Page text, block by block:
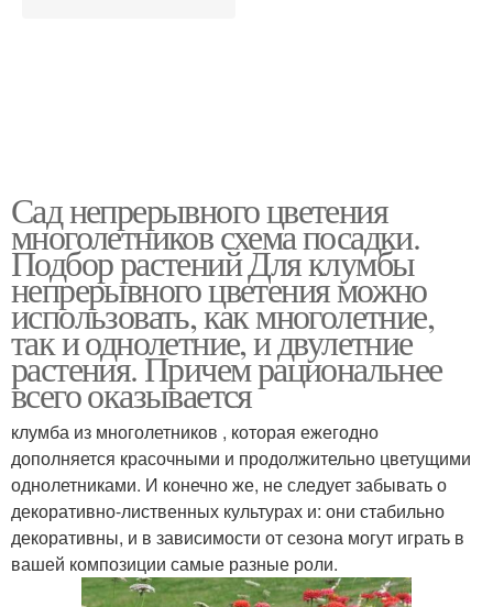
Сад непрерывного цветения
многолетников схема посадки.
Подбор растений Для клумбы
непрерывного цветения можно
использовать, как многолетние,
так и однолетние, и двулетние
растения. Причем рациональнее
всего оказывается
клумба из многолетников , которая ежегодно
дополняется красочными и продолжительно цветущими
однолетниками. И конечно же, не следует забывать о
декоративно-лиственных культурах и: они стабильно
декоративны, и в зависимости от сезона могут играть в
вашей композиции самые разные роли.